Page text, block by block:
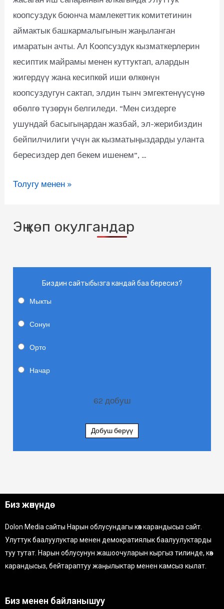
коопсуздук боюнча мамлекеттик комитетинин
аймактык башкармалыгынын жаңыланган
имаратын ачты. Ал Коопсуздук кызматкерлерин
кесиптик майрамы менен куттуктап, алардын
жигердүү жана кесипкөй иши өлкөнүн
коопсуздугун сактап, элдин тынч эмгектенүүсүнө
өбөлгө түзөрүн белгиледи. “Мен сиздерге
ушундай басыгыңардан жазбай, эл-жерибиздин
бейпилчилиги үчүн ак кызматыңыздарды уланта
бересиздер деп бекем ишенем”, …
Толугу менен »
Эң көп окулгандар
Биздин сайтыбызга кандай баа бересиз?
Мыкты
Сонун
Орто
Начар
62 добуш
Добуш берүү
Биз жөнүндө
Dolon Media сайты Нарын облусундагы көз карандысыз сайт.
Улуттук баалуулуктар менен демократиялык баалуулуктарды
туу тутат. Нарын облусунун жашоочуларын кыргыз тилинде, көз
карандысыз, бейтараптуу жаңылыктар менен камсыз кылат.
Биз менен байланышуу